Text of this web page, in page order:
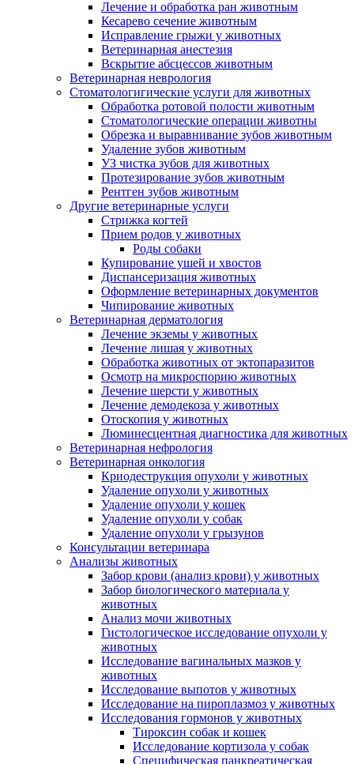
Лечение и обработка ран животным
Кесарево сечение животным
Исправление грыжи у животных
Ветеринарная анестезия
Вскрытие абсцессов животным
Ветеринарная неврология
Стоматологигические услуги для животных
Обработка ротовой полости животным
Стоматологические операции животны
Обрезка и выравнивание зубов животным
Удаление зубов животным
УЗ чистка зубов для животных
Протезирование зубов животным
Рентген зубов животным
Другие ветеринарные услуги
Стрижка когтей
Прием родов у животных
Роды собаки
Купирование ушей и хвостов
Диспансеризация животных
Оформление ветеринарных документов
Чипирование животных
Ветеринарная дерматология
Лечение экземы у животных
Лечение лишая у животных
Обработка животных от эктопаразитов
Осмотр на микроспорию животных
Лечение шерсти у животных
Лечение демодекоза у животных
Отоскопия у животных
Люминесцентная диагностика для животных
Ветеринарная нефрология
Ветеринарная онкология
Криодеструкция опухоли у животных
Удаление опухоли у животных
Удаление опухоли у кошек
Удаление опухоли у собак
Удаление опухоли у грызунов
Консультации ветеринара
Анализы животных
Забор крови (анализ крови) у животных
Забор биологического материала у
животных
Анализ мочи животных
Гистологическое исследование опухоли у
животных
Исследование вагинальных мазков у
животных
Исследование выпотов у животных
Исследование на пироплазмоз у животных
Исследования гормонов у животных
Тироксин собак и кошек
Исследование кортизола у собак
Специфическая панкреатическая